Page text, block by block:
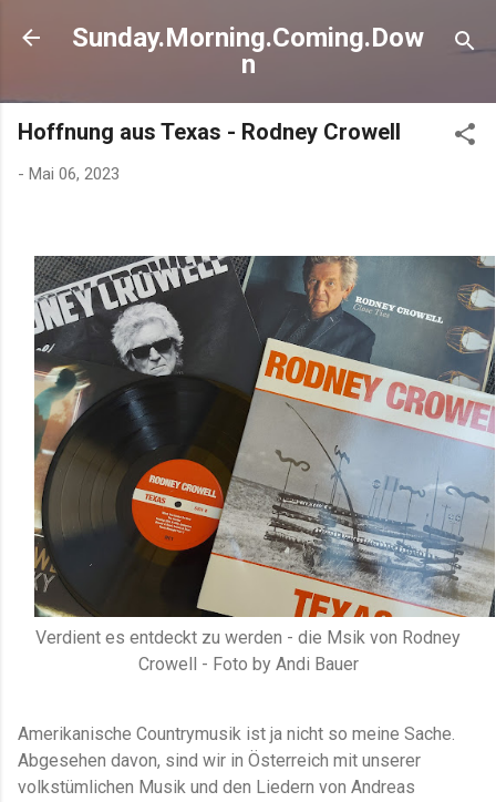
Direkt zum Hauptbereich
Sunday.Morning.Coming.Dow
n
Hoffnung aus Texas - Rodney Crowell
- Mai 06, 2023
Verdient es entdeckt zu werden - die Msik von Rodney
Crowell - Foto by Andi Bauer
Amerikanische Countrymusik ist ja nicht so meine Sache.
Abgesehen davon, sind wir in Österreich mit unserer
volkstümlichen Musik und den Liedern von Andreas